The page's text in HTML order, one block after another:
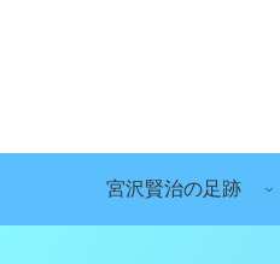
宮沢賢治の足跡